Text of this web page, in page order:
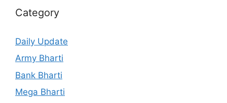
Category
Daily Update
Army Bharti
Bank Bharti
Mega Bharti